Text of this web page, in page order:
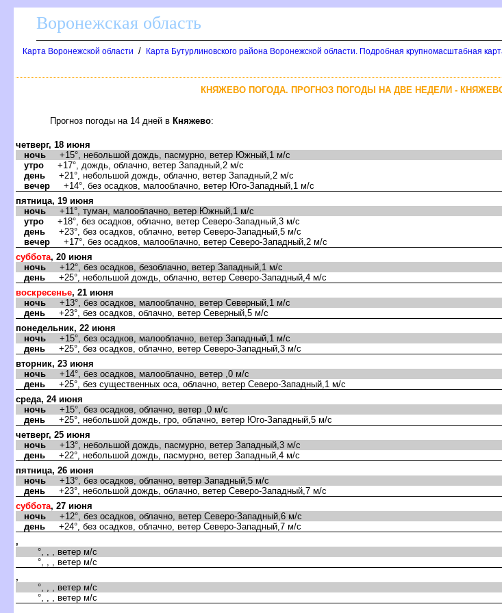
оронежская область
Карта Воронежской области / Карта Бутурлиновского района Воронежской области. Подробная крупномасштабная
КНЯЖЕВО ПОГОДА. ПРОГНОЗ ПОГОДЫ НА ДВЕ НЕДЕЛИ -
Прогноз погоды на 14 дней Княжево:
четверг, 18 июня
ночь +15°, небольшой дождь, пасмурно, ветер Южный,1 м/с
утро +17°, дождь, облачно, ветер Западный,2 м/с
день +21°, небольшой дождь, облачно, ветер Западный,2 м/с
ечер +14°, без осадков, малооблачно, ветер Юго-Западный,1 м/с
пятница, 19 июня
ночь +11°, туман, малооблачно, ветер Южный,1 м/с
утро +18°, без осадков, облачно, ветер Северо-Западный,3 м/с
день +23°, без осадков, облачно, ветер Северо-Западный,5 м/с
ечер +17°, без осадков, малооблачно, ветер Северо-Западный,2 м/с
суббота, 20 июня
ночь +12°, без осадков, безоблачно, ветер Западный,1 м/с
день +25°, небольшой дождь, облачно, ветер Северо-Западный,4 м/с
оскресенье, 21 июня
ночь +13°, без осадков, малооблачно, ветер Северный,1 м/с
день +23°, без осадков, облачно, ветер Северный,5 м/с
понедельник, 22 июня
ночь +15°, без осадков, малооблачно, ветер Западный,1 м/с
день +25°, без осадков, облачно, ветер Северо-Западный,3 м/с
торник, 23 июня
ночь +14°, без осадков, малооблачно, ветер ,0 м/с
день +25°, без существенных оса, облачно, ветер Северо-Западный,1 м/с
среда, 24 июня
ночь +15°, без осадков, облачно, ветер ,0 м/с
день +25°, небольшой дождь, гро, облачно, ветер Юго-Западный,5 м/с
четверг, 25 июня
ночь +13°, небольшой дождь, пасмурно, ветер Западный,3 м/с
день +22°, небольшой дождь, пасмурно, ветер Западный,4 м/с
пятница, 26 июня
ночь +13°, без осадков, облачно, ветер Западный,5 м/с
день +23°, небольшой дождь, облачно, ветер Северо-Западный,7 м/с
суббота, 27 июня
ночь +12°, без осадков, облачно, ветер Северо-Западный,6 м/с
день +24°, без осадков, облачно, ветер Северо-Западный,7 м/с
,
°, , , ветер м/с
°, , , ветер м/с
,
°, , , ветер м/с
°, , , ветер м/с